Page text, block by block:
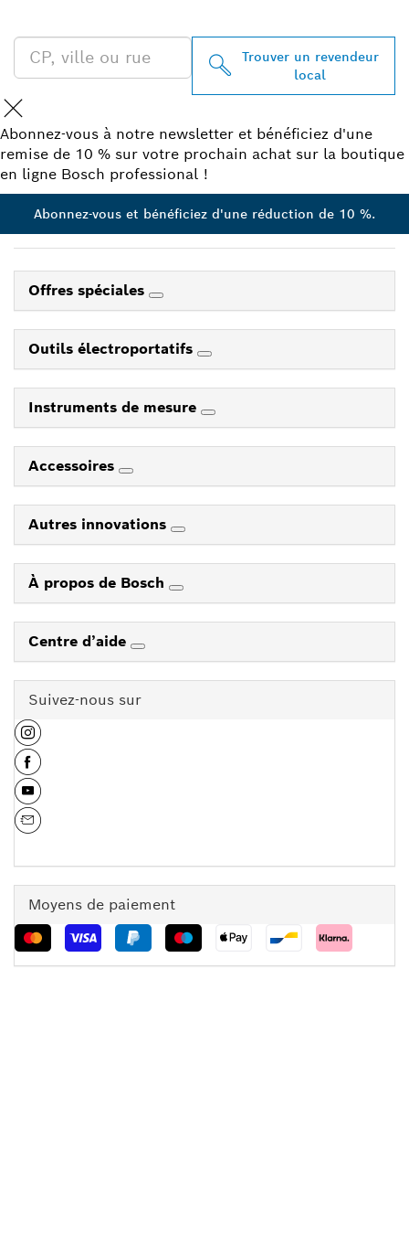
Trouver un revendeur
local
Abonnez-vous à notre newsletter et bénéficiez d'une
remise de 10 % sur votre prochain achat sur la boutique
en ligne Bosch professional !
Abonnez-vous et bénéficiez d'une réduction de 10 %.
Offres spéciales
Outils électroportatifs
Instruments de mesure
Accessoires
Autres innovations
À propos de Bosch
Centre d’aide
Suivez-nous sur
Moyens de paiement